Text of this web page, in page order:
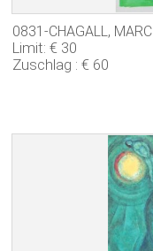
0831-CHAGALL, MARC
Limit: € 30
Zuschlag : € 60